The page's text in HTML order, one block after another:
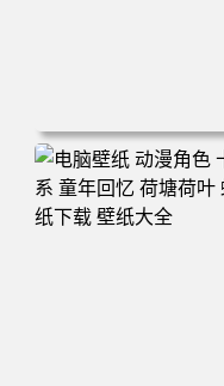
电脑壁纸 二次元角色
克 海贼王 电脑桌面 高